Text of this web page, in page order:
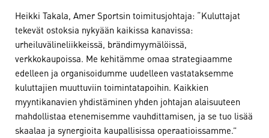
Heikki Takala, Amer Sportsin toimitusjohtaja: “Kuluttajat
tekevät ostoksia nykyään kaikissa kanavissa:
urheiluvälineliikkeissä, brändimyymälöissä,
verkkokaupoissa. Me kehitämme omaa strategiaamme
edelleen ja organisoidumme uudelleen vastataksemme
kuluttajien muuttuviin toimintatapoihin. Kaikkien
myyntikanavien yhdistäminen yhden johtajan alaisuuteen
mahdollistaa etenemisemme vauhdittamisen, ja se tuo lisää
skaalaa ja synergioita kaupallisissa operaatioissamme.”